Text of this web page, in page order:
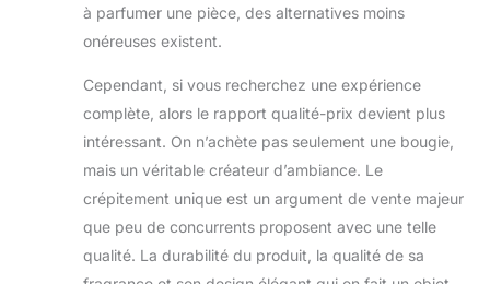
à parfumer une pièce, des alternatives moins
onéreuses existent.
Cependant, si vous recherchez une expérience
complète, alors le rapport qualité-prix devient plus
intéressant. On n’achète pas seulement une bougie,
mais un véritable créateur d’ambiance. Le
crépitement unique est un argument de vente majeur
que peu de concurrents proposent avec une telle
qualité. La durabilité du produit, la qualité de sa